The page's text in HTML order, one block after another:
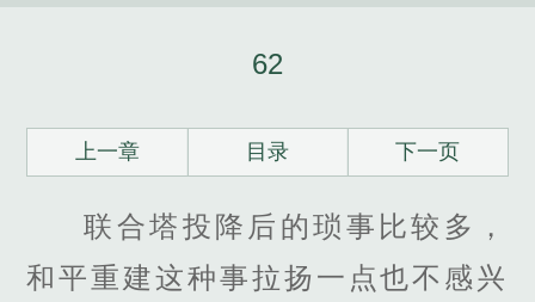
62
上一章 目录 下一页
联合塔投降后的琐事比较多，
和平重建这种事拉扬一点也不感兴